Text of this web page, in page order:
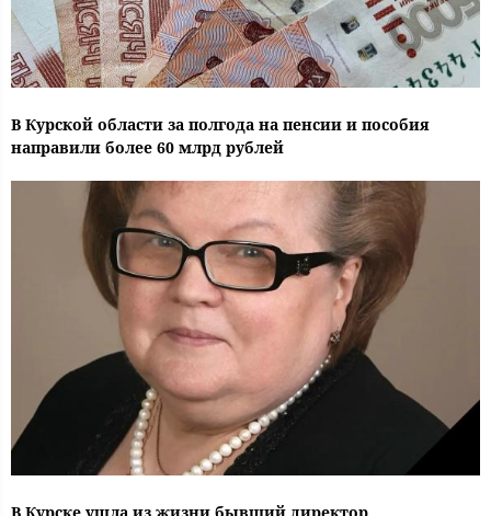
В Курской области за полгода на пенсии и пособия
направили более 60 млрд рублей